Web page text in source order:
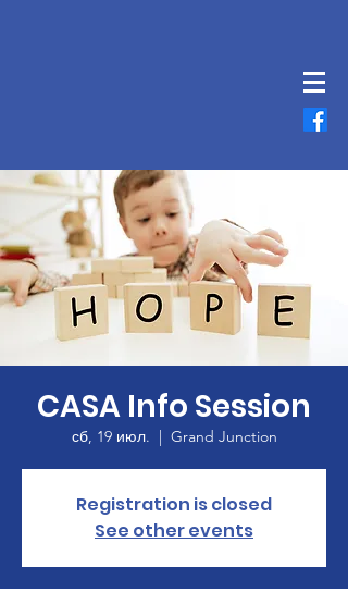
CASA Info Session
сб, 19 июл.
  |
Grand Junction
Registration is closed
See other events